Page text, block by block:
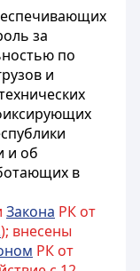
за
по
и
и об
в
Закона РК от
); внесены
РК от